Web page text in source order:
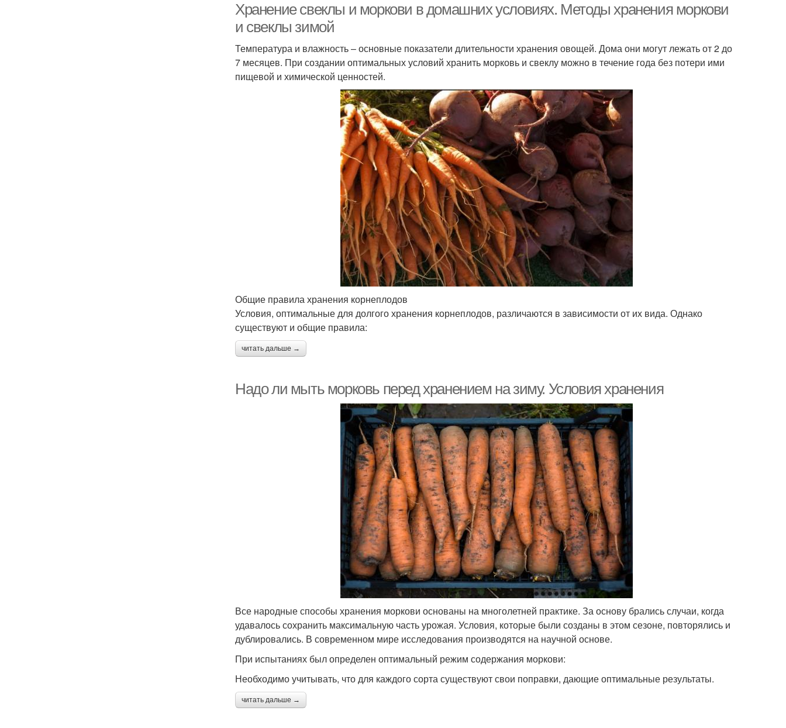
Хранение свеклы и моркови в домашних условиях. Методы хранения моркови
и свеклы зимой
Температура и влажность – основные показатели длительности хранения овощей. Дома они могут лежать от 2 до
7 месяцев. При создании оптимальных условий хранить морковь и свеклу можно в течение года без потери ими
пищевой и химической ценностей.
Общие правила хранения корнеплодов
Условия, оптимальные для долгого хранения корнеплодов, различаются в зависимости от их вида. Однако
существуют и общие правила:
читать дальше →
Надо ли мыть морковь перед хранением на зиму. Условия хранения
Все народные способы хранения моркови основаны на многолетней практике. За основу брались случаи, когда
удавалось сохранить максимальную часть урожая. Условия, которые были созданы в этом сезоне, повторялись и
дублировались. В современном мире исследования производятся на научной основе.
При испытаниях был определен оптимальный режим содержания моркови:
Необходимо учитывать, что для каждого сорта существуют свои поправки, дающие оптимальные результаты.
читать дальше →